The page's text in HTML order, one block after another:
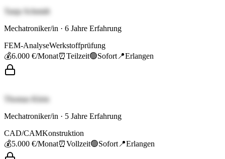
Tanja Schmidt
Mechatroniker/in · 6 Jahre Erfahrung
FEM-AnalyseWerkstoffprüfung
💰6.000 €/Monat⏰Teilzeit🟢Sofort 📍Erlangen
Thomas Klein
Mechatroniker/in · 5 Jahre Erfahrung
CAD/CAMKonstruktion
💰5.000 €/Monat⏰Vollzeit🟢Sofort 📍Erlangen